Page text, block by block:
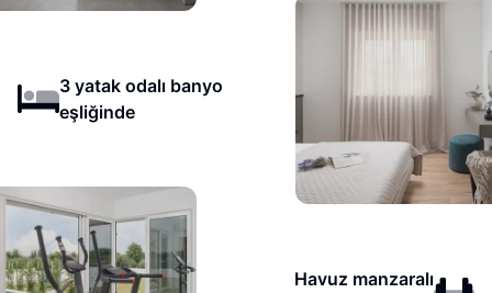
3 yatak odalı banyo
eşliğinde
Havuz manzaralı